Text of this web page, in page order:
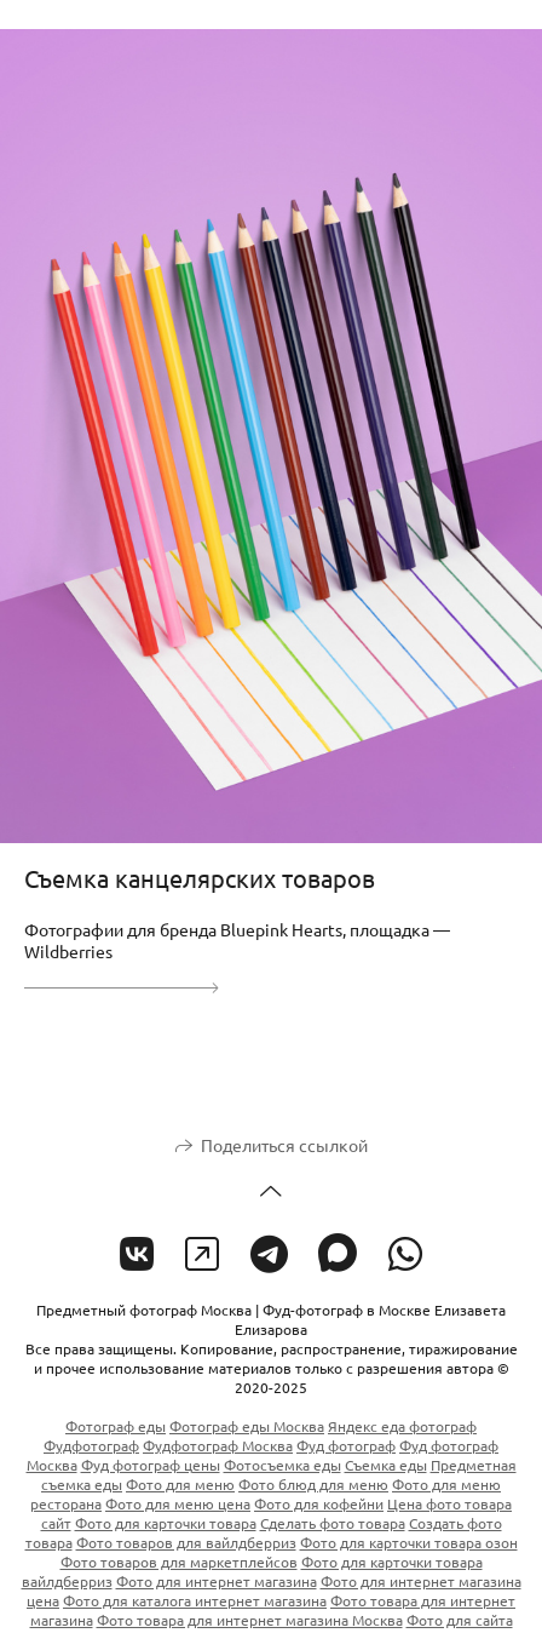
Съемка канцелярских товаров
Фотографии для бренда Bluepink Hearts, площадка —
Wildberries
Поделиться ссылкой
Предметный фотограф Москва | Фуд-фотограф в Москве Елизавета
Елизарова
Все права защищены. Копирование, распространение, тиражирование
и прочее использование материалов только с разрешения автора ©
2020-2025
Фотограф еды Фотограф еды МоскваЯндекс еда фотограф
ФудфотографФудфотограф МоскваФуд фотографФуд фотограф
Москва Фуд фотограф цены Фотосъемка еды Съемка еды Предметная
съемка еды Фото для меню Фото блюд для меню Фото для меню
ресторанаФото для меню ценаФото для кофейни Цена фото товара
сайт Фото для карточки товара Сделать фото товара Создать фото
товара Фото товаров для вайлдберриз Фото для карточки товара озон
Фото товаров для маркетплейсов Фото для карточки товара
вайлдберриз Фото для интернет магазина Фото для интернет магазина
ценаФото для каталога интернет магазинаФото товара для интернет
магазина Фото товара для интернет магазина Москва Фото для сайта